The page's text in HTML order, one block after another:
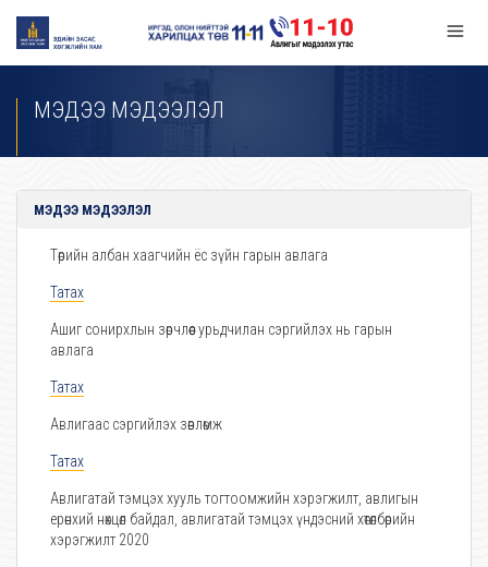
МЭДЭЭ МЭДЭЭЛЭЛ
МЭДЭЭ МЭДЭЭЛЭЛ
Төрийн албан хаагчийн ёс зүйн гарын авлага
Татах
Ашиг сонирхлын зөрчлөөс урьдчилан сэргийлэх нь гарын
авлага
Татах
Авлигаас сэргийлэх зөвлөмж
Татах
Авлигатай тэмцэх хууль тогтоомжийн хэрэгжилт, авлигын
ерөнхий нөхцөл байдал, авлигатай тэмцэх үндэсний хөтөлбөрийн
хэрэгжилт 2020